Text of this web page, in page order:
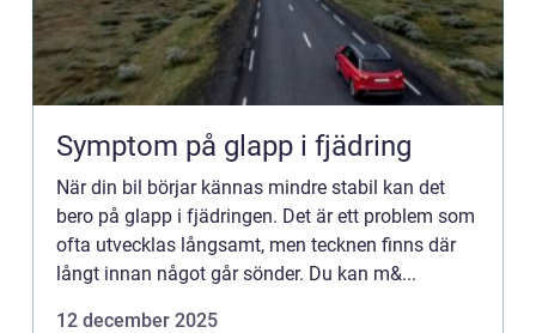
Symptom på glapp i fjädring
När din bil börjar kännas mindre stabil kan det
bero på glapp i fjädringen. Det är ett problem som
ofta utvecklas långsamt, men tecknen finns där
långt innan något går sönder. Du kan m&...
12 december 2025